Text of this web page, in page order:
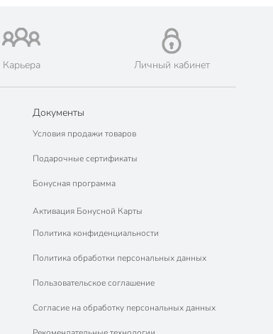
Карьера Личный кабинет
Документы
Условия продажи товаров
Подарочные сертификаты
Бонусная программа
Активация Бонусной Карты
Политика конфиденциальности
Политика обработки персональных данных
Пользовательское соглашение
Согласие на обработку персональных данных